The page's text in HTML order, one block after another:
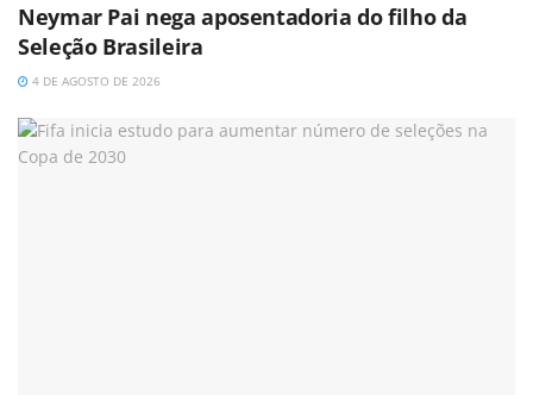
Neymar Pai nega aposentadoria do filho da
Seleção Brasileira
4 DE AGOSTO DE 2026